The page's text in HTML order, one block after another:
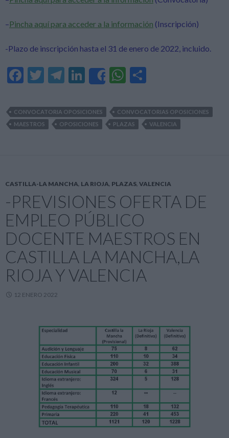
–Pincha aquí para acceder a la información (Inscripción)
-Plazo de inscripción hasta el 31 de enero de 2022, incluido.
F
e
b
T
itt
er
T
e
gr
Li
n
ke
dI
Share
W
at
s
m
p
CONVOCATORIA OPOSICIONES
CONVOCATORIAS OPOSICIONES
MAESTROS
OPOSICIONES PLAZAS VALENCIA
CASTILLA-LA MANCHA, LA RIOJA, PLAZAS, VALENCIA
-PREVISIONES OFERTA DE
EMPLEO PÚBLICO
DOCENTE MAESTROS EN
CASTILLA LA MANCHA,LA
RIOJA Y VALENCIA
12 ENERO 2022